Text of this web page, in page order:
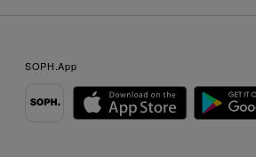
SOPH.App